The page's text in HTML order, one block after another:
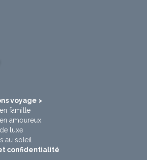
voyage >
famille
amoureux
luxe
au soleil
confidentialité